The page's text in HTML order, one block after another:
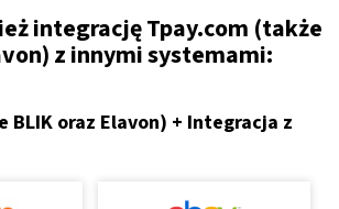
integrację Tpay.com (także
z innymi systemami:
BLIK oraz Elavon) + Integracja z